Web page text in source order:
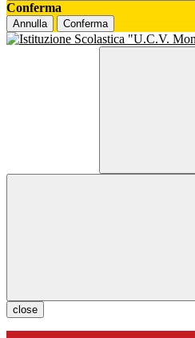
Conferma
Annulla Conferma
close